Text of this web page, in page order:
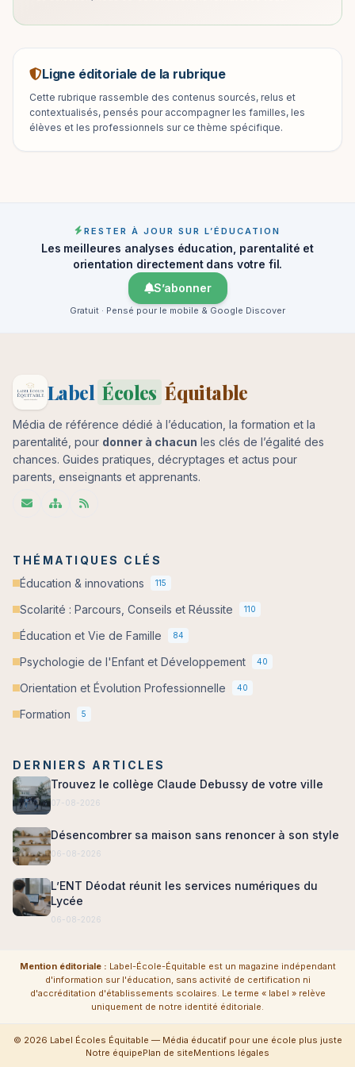
Ligne éditoriale de la rubrique
Cette rubrique rassemble des contenus sourcés, relus et
contextualisés, pensés pour accompagner les familles, les
élèves et les professionnels sur ce thème spécifique.
RESTER À JOUR SUR L’ÉDUCATION
Les meilleures analyses éducation, parentalité et
orientation directement dans votre fil.
S’abonner
Gratuit · Pensé pour le mobile & Google Discover
Label Écoles Équitable
Média de référence dédié à l’éducation, la formation et la
parentalité, pour donner à chacun les clés de l’égalité des
chances. Guides pratiques, décryptages et actus pour
parents, enseignants et apprenants.
THÉMATIQUES CLÉS
Éducation & innovations
115
Scolarité : Parcours, Conseils et Réussite 110
Éducation et Vie de Famille 84
Psychologie de l'Enfant et Développement 40
Orientation et Évolution Professionnelle 40
Formation 5
DERNIERS ARTICLES
Trouvez le collège Claude Debussy de votre ville
07-08-2026
Désencombrer sa maison sans renoncer à son style
06-08-2026
L’ENT Déodat réunit les services numériques du
Lycée
06-08-2026
Mention éditoriale : Label-École-Équitable est un magazine indépendant
d'information sur l'éducation, sans activité de certification ni
d'accréditation d'établissements scolaires. Le terme « label » relève
uniquement de notre identité éditoriale.
© 2026 Label Écoles Équitable — Média éducatif pour une école plus juste
Notre équipePlan de siteMentions légales